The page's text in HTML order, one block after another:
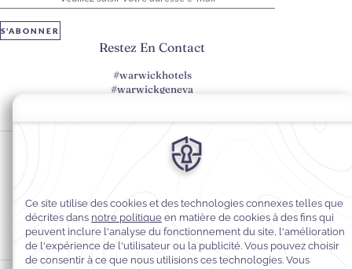
S'ABONNER
Restez En Contact
#warwickhotels
#warwickgeneva
Préférences en matière de cookies
Politique de confidentialité
Accessibilité du Web
Mentions légales
Conditions générales de vente